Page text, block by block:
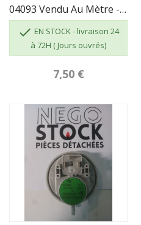
04093 Vendu Au Mètre - JOINT PLAT AUTOCOLLANT...
 EN STOCK - livraison 24
à 72H ( Jours ouvrés)
7,50 €